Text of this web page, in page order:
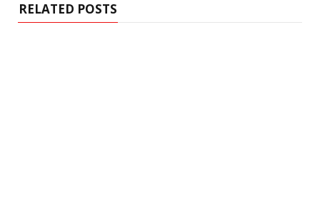
RELATED POSTS